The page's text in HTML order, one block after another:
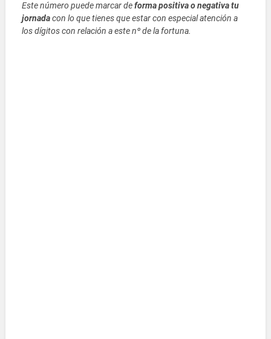
Este número puede marcar deforma positiva o negativa tu
jornadacon lo que tienes que estar con especial atención a
los dígitos con relación a este nº de la fortuna.